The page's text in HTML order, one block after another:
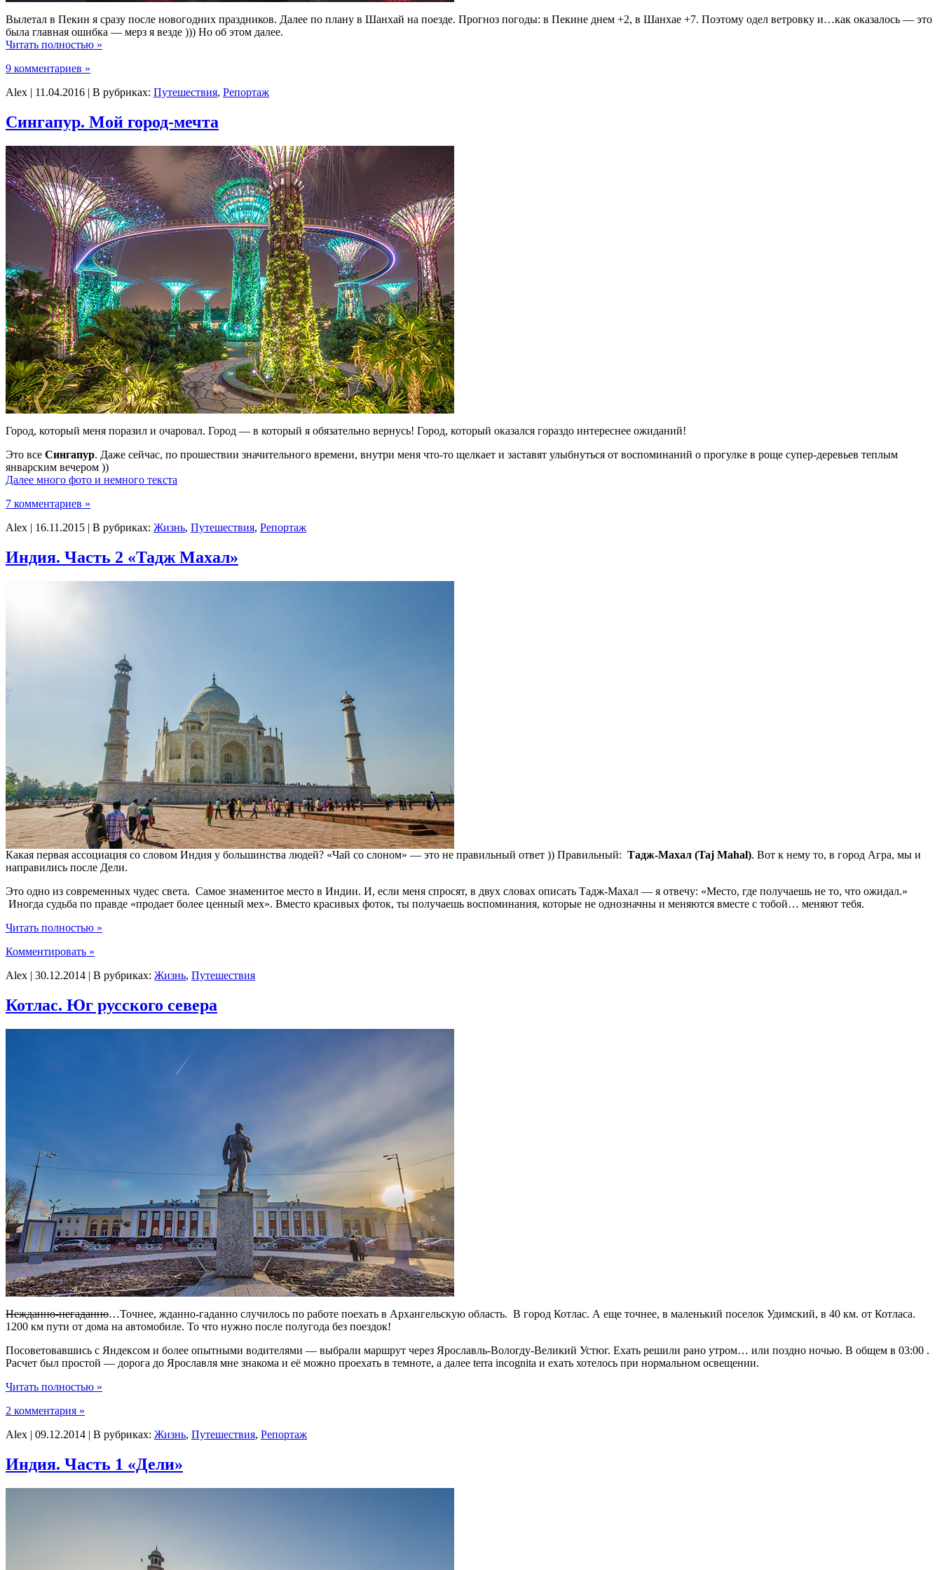
Вылетал в Пекин я сразу после новогодних праздников. Далее по плану в Шанхай на поезде. Прогноз погоды: в Пекине днем +2, в Шанхае +7. Поэтому одел ветровку и…как оказалось — это
была главная ошибка — мерз я везде ))) Но об этом далее.
Читать полностью »
9 комментариев »
Alex | 11.04.2016 | В рубриках: Путешествия, Репортаж
Сингапур. Мой город-мечта
Город, который меня поразил и очаровал. Город — в который я обязательно вернусь! Город, который оказался гораздо интереснее ожиданий!
Это все Сингапур. Даже сейчас, по прошествии значительного времени, внутри меня что-то щелкает и заставят улыбнуться от воспоминаний о прогулке в роще супер-деревьев теплым
январским вечером ))
Далее много фото и немного текста
7 комментариев »
Alex | 16.11.2015 | В рубриках: Жизнь, Путешествия, Репортаж
Индия. Часть 2 «Тадж Махал»
Какая первая ассоциация со словом Индия у большинства людей? «Чай со слоном» — это не правильный ответ )) Правильный: Тадж-Махал (Taj Mahal). Вот к нему то, в город Агра, мы и
направились после Дели.
Это одно из современных чудес света. Самое знаменитое место в Индии. И, если меня спросят, в двух словах описать Тадж-Махал — я отвечу: «Место, где получаешь не то, что ожидал.»
Иногда судьба по правде «продает более ценный мех». Вместо красивых фоток, ты получаешь воспоминания, которые не однозначны и меняются вместе с тобой… меняют тебя.
Читать полностью »
Комментировать »
Alex | 30.12.2014 | В рубриках: Жизнь, Путешествия
Котлас. Юг русского севера
Нежданно-негаданно…Точнее, жданно-гаданно случилось по работе поехать в Архангельскую область. В город Котлас. А еще точнее, в маленький поселок Удимский, в 40 км. от Котласа.
1200 км пути от дома на автомобиле. То что нужно после полугода без поездок!
Посоветовавшись с Яндексом и более опытными водителями — выбрали маршрут через Ярославль-Вологду-Великий Устюг. Ехать решили рано утром… или поздно ночью. В общем в 03:00 .
Расчет был простой — дорога до Ярославля мне знакома и её можно проехать в темноте, а далее terra incognita и ехать хотелось при нормальном освещении.
Читать полностью »
2 комментария »
Alex | 09.12.2014 | В рубриках: Жизнь, Путешествия, Репортаж
Индия. Часть 1 «Дели»